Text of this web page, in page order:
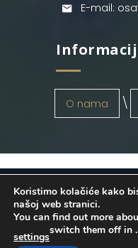
E-mail:
O nama
OSATINA
byINFOS
Koristimo kolačiće kako
našoj web stranici.
You can find out more
switch them off in
settings
.